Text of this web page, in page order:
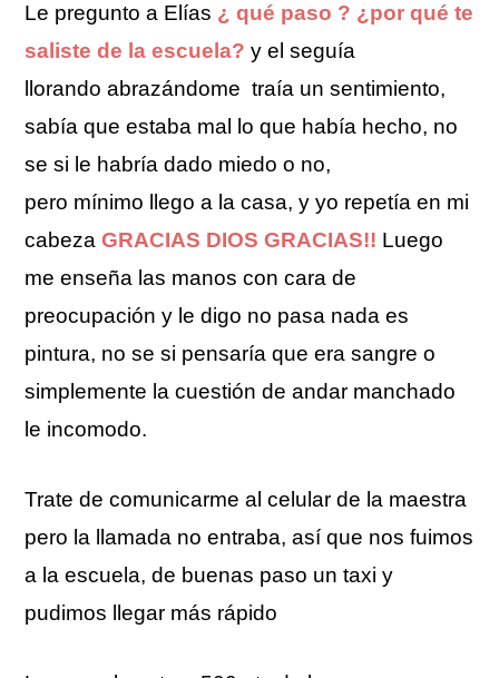
Le pregunto a Elías ¿ qué paso ? ¿por qué te
saliste de la escuela?y el seguía
llorando abrazándome traía un sentimiento,
sabía que estaba mal lo que había hecho, no
se si le habría dado miedo o no,
pero mínimo llego a la casa, y yo repetía en mi
cabezaGRACIAS DIOS GRACIAS!! Luego
me enseña las manos con cara de
preocupación y le digo no pasa nada es
pintura, no se si pensaría que era sangre o
simplemente la cuestión de andar manchado
le incomodo.
Trate de comunicarme al celular de la maestra
pero la llamada no entraba, así que nos fuimos
a la escuela, de buenas paso un taxi y
pudimos llegar más rápido